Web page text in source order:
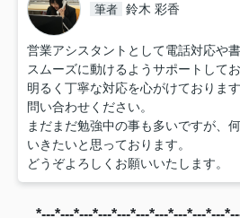
筆者 鈴木 彩香
営業アシスタントとして電話対応や
スムーズに動けるようサポートして
明るく丁寧な対応を心がけておりま
問い合わせください。
まだまだ勉強中の事も多いですが、
いきたいと思っております。
どうぞよろしくお願いいたします。
*---*---*---*---*---*---*---*---*---*---